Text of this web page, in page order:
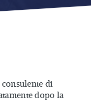
di
dopo la